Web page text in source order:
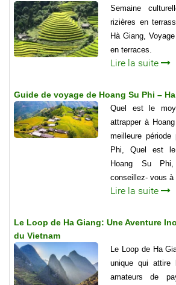
Semaine
rizières en
Hà Giang,
en terraces.
Lire la suite
Guide de voyage de Hoang Su Phi –
Quel est le
attrapper à
meilleure
Phi, Quel est
Hoang Su
conseillez- vous à
Lire la suite
Le Loop de Ha Giang: Une Aventure
du Vietnam
Le Loop de Ha
unique qui attire
amateurs de